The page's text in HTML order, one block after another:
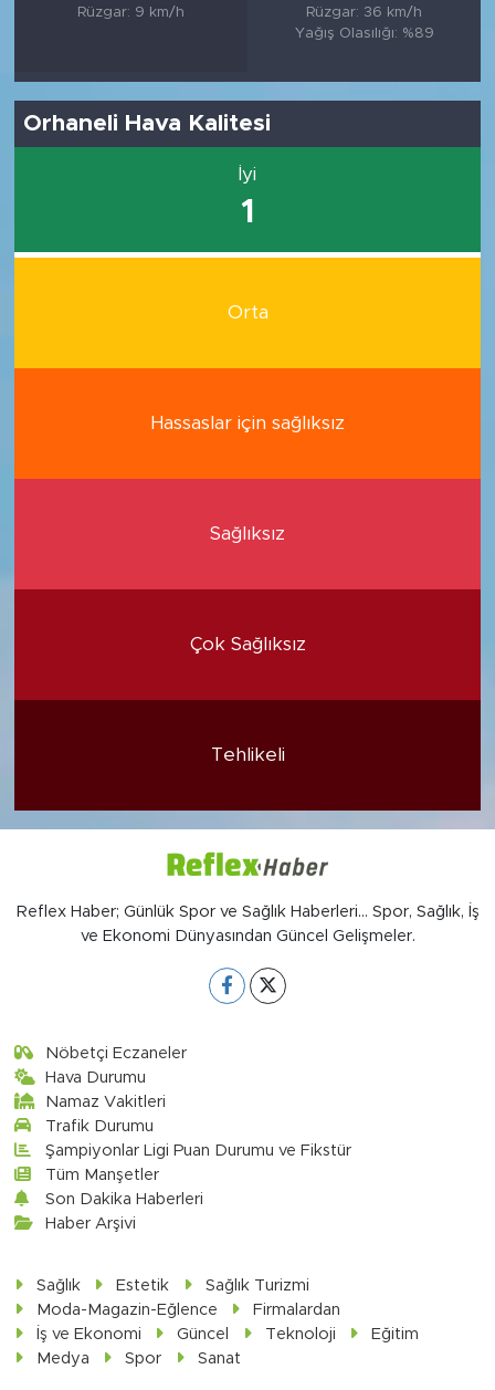
Rüzgar: 9 km/h
Rüzgar: 36 km/h
Yağış Olasılığı: %89
Orhaneli Hava Kalitesi
İyi
1
Orta
Hassaslar için sağlıksız
Sağlıksız
Çok Sağlıksız
Tehlikeli
Reflex Haber; Günlük Spor ve Sağlık Haberleri... Spor, Sağlık, İş
ve Ekonomi Dünyasından Güncel Gelişmeler.
Nöbetçi Eczaneler
Hava Durumu
Namaz Vakitleri
Trafik Durumu
Şampiyonlar Ligi Puan Durumu ve Fikstür
Tüm Manşetler
Son Dakika Haberleri
Haber Arşivi
Sağlık Estetik
Sağlık Turizmi
Moda-Magazin-Eğlence
Firmalardan
İş ve Ekonomi
Güncel Teknoloji
Eğitim
Medya
Spor Sanat